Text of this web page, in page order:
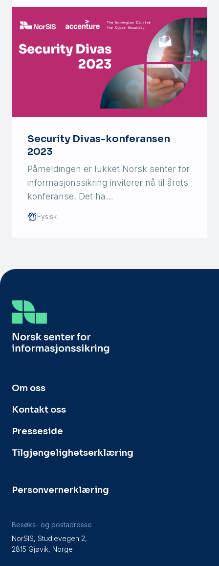
Security Divas-konferansen
2023
Påmeldingen er lukket Norsk senter for
informasjonssikring inviterer nå til årets
konferanse. Det ha…
Fysisk
Om oss
Kontakt oss
Presseside
Tilgjengelighetserklæring
Personvernerklæring
Besøks- og postadresse
NorSIS, Studievegen 2,
2815 Gjøvik, Norge